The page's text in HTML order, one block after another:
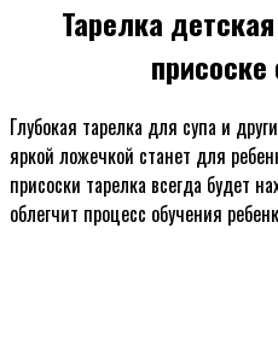
Тарелка
Глубокая тарелка для супа и
яркой ложечкой станет для
присоски тарелка всегда будет
облегчит процесс обучения